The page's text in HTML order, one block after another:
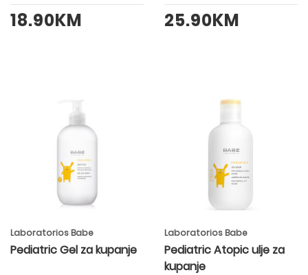
18.90KM 25.90KM
Laboratorios Babe
Pediatric Gel za kupanje
Laboratorios Babe
Pediatric Atopic ulje za
kupanje